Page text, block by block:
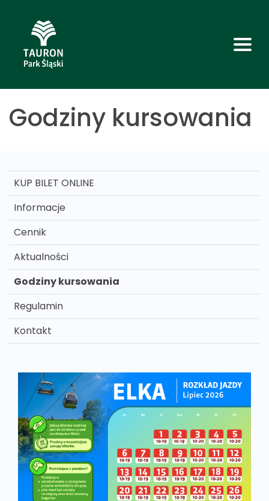
Godziny kursowania
KUP BILET ONLINE
Informacje
Cennik
Aktualności
Godziny kursowania
Regulamin
Kontakt